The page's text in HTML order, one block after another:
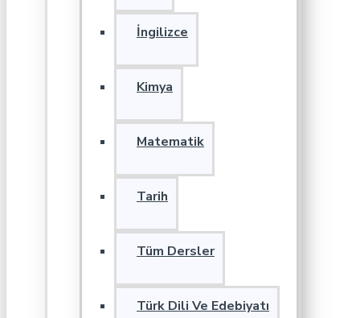
İngilizce
Kimya
Matematik
Tarih
Tüm Dersler
Türk Dili Ve Edebiyatı